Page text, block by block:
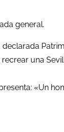
general.
declarada
una